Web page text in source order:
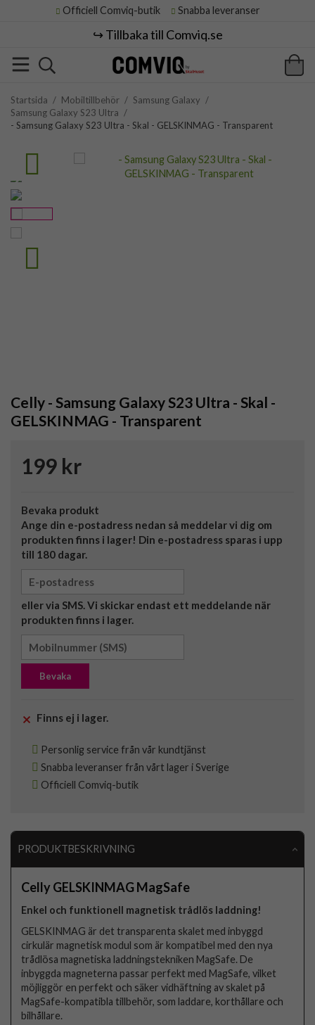
Officiell Comviq-butik Snabba leveranser
↪️ Tillbaka till Comviq.se
Startsida / Mobiltillbehör / Samsung Galaxy /
Samsung Galaxy S23 Ultra /
- Samsung Galaxy S23 Ultra - Skal - GELSKINMAG - Transparent
Celly - Samsung Galaxy S23 Ultra - Skal -
GELSKINMAG - Transparent
199 kr
Bevaka produkt
Ange din e-postadress nedan så meddelar vi dig om
produkten finns i lager! Din e-postadress sparas i upp
till 180 dagar.
eller via SMS. Vi skickar endast ett meddelande när
produkten finns i lager.
Bevaka
Finns ej i lager.
Personlig service från vår kundtjänst
Snabba leveranser från vårt lager i Sverige
Officiell Comviq-butik
PRODUKTBESKRIVNING
Celly GELSKINMAG MagSafe
Enkel och funktionell magnetisk trådlös laddning!
GELSKINMAG är det transparenta skalet med inbyggd
cirkulär magnetisk modul som är kompatibel med den nya
trådlösa magnetiska laddningstekniken MagSafe. De
inbyggda magneterna passar perfekt med MagSafe, vilket
möjliggör en perfekt och säker vidhäftning av skalet på
MagSafe-kompatibla tillbehör, som laddare, korthållare och
bilhållare.